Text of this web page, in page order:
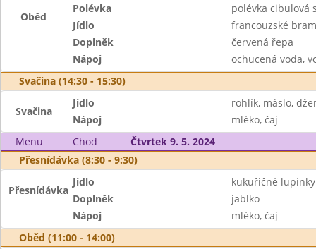
Oběd
Polévka
polévka cibulová
Jídlo
francouzské
Doplněk
červená řepa
Nápoj
ochucená voda,
Svačina (14:30 - 15:30)
Svačina
Jídlo
rohlík, máslo,
Nápoj
mléko, čaj
Menu
Chod
Čtvrtek 9. 5. 2024
Přesnídávka (8:30 - 9:30)
Přesnídávka
Jídlo
kukuřičné
Doplněk
jablko
Nápoj
mléko, čaj
Oběd (11:00 - 14:00)